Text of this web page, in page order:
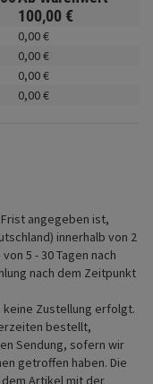
Zubehör
Merchandise
100,00 €
0,00€
0,00€
0,00€
0,00€
angegeben ist,
innerhalb von 2
5 - 30 Tagen nach
nach dem Zeitpunkt
keine Zustellung erfolgt.
bestellt,
Sendung, sofern wir
getroffen haben. Die
Artikel mit der